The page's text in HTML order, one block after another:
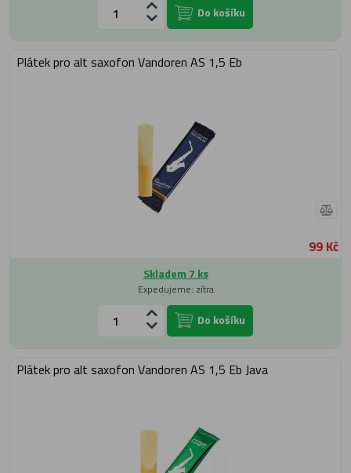
Do košíku
Plátek pro alt saxofon Vandoren AS 1,5 Eb
99 Kč
Skladem 7 ks
Expedujeme: zítra
Do košíku
Plátek pro alt saxofon Vandoren AS 1,5 Eb Java